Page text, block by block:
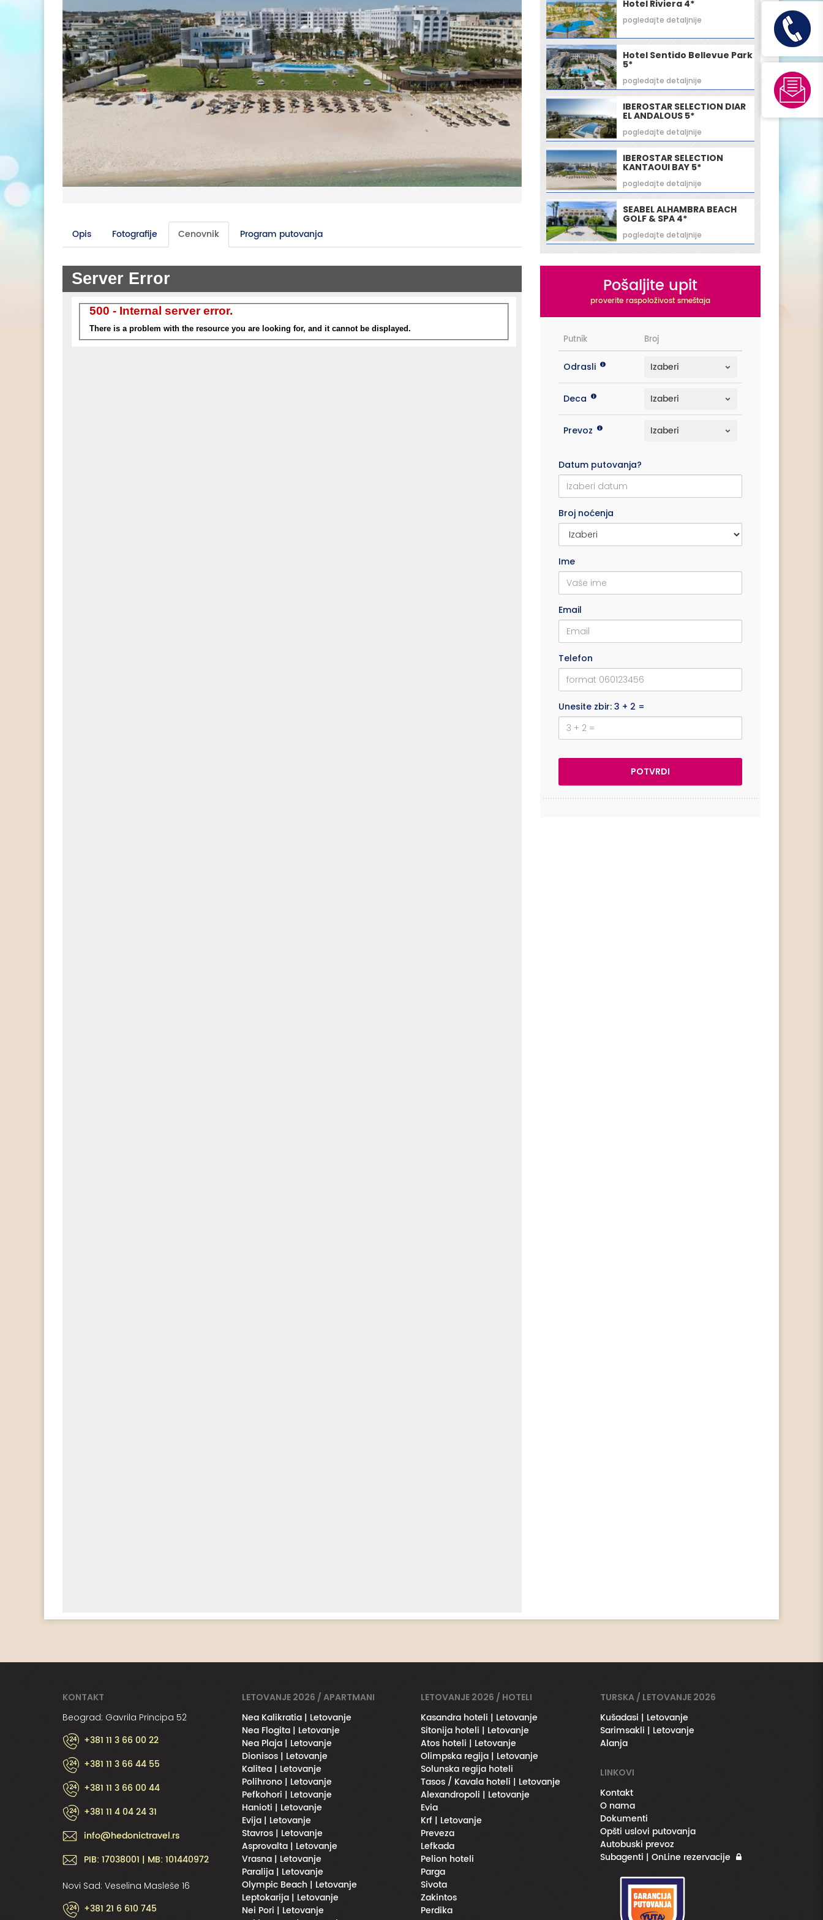
Opis Fotografije Cenovnik Program putovanja
Hotel Riviera 4*
pogledajte detaljnije
Hotel Sentido Bellevue Park
5*
pogledajte detaljnije
IBEROSTAR SELECTION DIAR
EL ANDALOUS 5*
pogledajte detaljnije
IBEROSTAR SELECTION
KANTAOUI BAY 5*
pogledajte detaljnije
SEABEL ALHAMBRA BEACH
GOLF & SPA 4*
pogledajte detaljnije
Pošaljite upit
proverite raspoloživost smeštaja
Putnik Broj
Odrasli
Deca
Prevoz
Datum putovanja?
Broj noćenja
Ime
Email
Telefon
Unesite zbir: 3 + 2 =
KONTAKT
Beograd: Gavrila Principa 52
+381 11 3 66 00 22
+381 11 3 66 44 55
+381 11 3 66 00 44
+381 11 4 04 24 31
info@hedonictravel.rs
PIB: 17038001 | MB: 101440972
Novi Sad: Veselina Masleše 16
+381 21 6 610 745
LETOVANJE 2026 / APARTMANI
Nea Kalikratia | Letovanje
Nea Flogita | Letovanje
Nea Plaja | Letovanje
Dionisos | Letovanje
Kalitea | Letovanje
Polihrono | Letovanje
Pefkohori | Letovanje
Hanioti | Letovanje
Evija | Letovanje
Stavros | Letovanje
Asprovalta | Letovanje
Vrasna | Letovanje
Paralija | Letovanje
Olympic Beach | Letovanje
Leptokarija | Letovanje
Nei Pori | Letovanje
LETOVANJE 2026 / HOTELI
Kasandra hoteli | Letovanje
Sitonija hoteli | Letovanje
Atos hoteli | Letovanje
Olimpska regija | Letovanje
Solunska regija hoteli
Tasos / Kavala hoteli | Letovanje
Alexandropoli | Letovanje
Evia
Krf | Letovanje
Preveza
Lefkada
Pelion hoteli
Parga
Sivota
Zakintos
Perdika
TURSKA / LETOVANJE 2026
Kušadasi | Letovanje
Sarimsakli | Letovanje
Alanja
LINKOVI
Kontakt
O nama
Dokumenti
Opšti uslovi putovanja
Autobuski prevoz
Subagenti | OnLine rezervacije